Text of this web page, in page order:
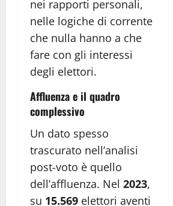
nei rapporti personali,
nelle logiche di corrente
che nulla hanno a che
fare con gli interessi
degli elettori.
Affluenza e il quadro
complessivo
Un dato spesso
trascurato nell’analisi
post-voto è quello
dell’affluenza. Nel 2023,
su 15.569 elettori aventi